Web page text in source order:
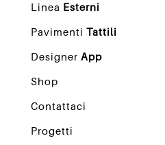
Linea Esterni
Pavimenti Tattili
Designer App
Shop
Contattaci
Progetti